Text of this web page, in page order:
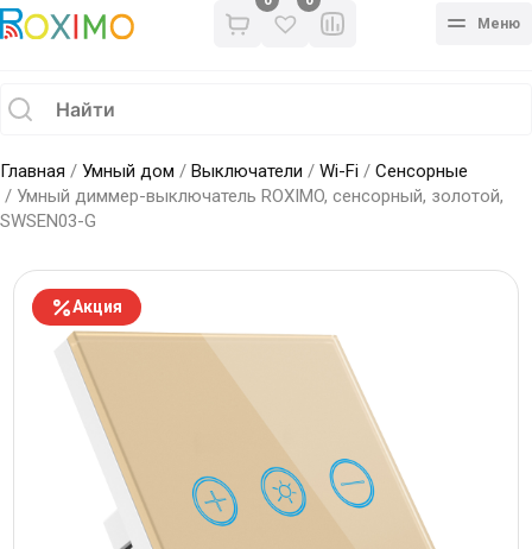
Меню
Главная / Умный дом / Выключатели / Wi-Fi / Сенсорные
/ Умный диммер-выключатель ROXIMO, сенсорный, золотой,
SWSEN03-G
Акция